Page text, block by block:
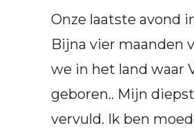
Onze laatste avond
Bijna vier maanden
we in het land waar
geboren.. Mijn
vervuld. Ik ben